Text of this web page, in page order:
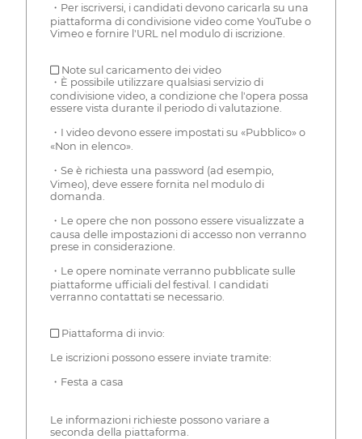
・Per iscriversi, i candidati devono caricarla su una
piattaforma di condivisione video come YouTube o
Vimeo e fornire l'URL nel modulo di iscrizione.
■ Note sul caricamento dei video
・È possibile utilizzare qualsiasi servizio di
condivisione video, a condizione che l'opera possa
essere vista durante il periodo di valutazione.
・I video devono essere impostati su «Pubblico» o
«Non in elenco».
・Se è richiesta una password (ad esempio,
Vimeo), deve essere fornita nel modulo di
domanda.
・Le opere che non possono essere visualizzate a
causa delle impostazioni di accesso non verranno
prese in considerazione.
・Le opere nominate verranno pubblicate sulle
piattaforme ufficiali del festival. I candidati
verranno contattati se necessario.
■ Piattaforma di invio:
Le iscrizioni possono essere inviate tramite:
・Festa a casa
Le informazioni richieste possono variare a
seconda della piattaforma.